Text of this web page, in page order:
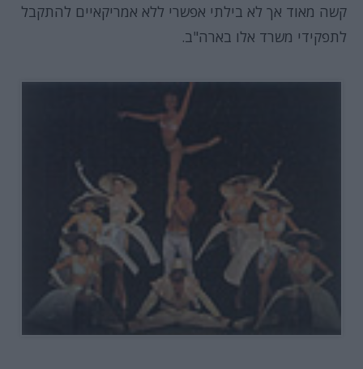
קשה מאוד אך לא בילתי אפשרי ללא אמריקאיים להתקבל
לתפקידי משרד אלו בארה"ב.